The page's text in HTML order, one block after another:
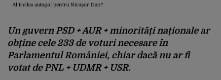
Al treilea autogol pentru Nicușor Dan?
Un guvern PSD + AUR + minorități naționale ar
obține cele 233 de voturi necesare în
Parlamentul României, chiar dacă nu ar fi
votat de PNL + UDMR + USR.